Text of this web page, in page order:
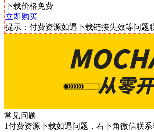
下载价格免费
立即购买
提示：付费资源如遇下载链接失效等问题
常见问题
1付费资源下载如遇问题，右下角微信联系